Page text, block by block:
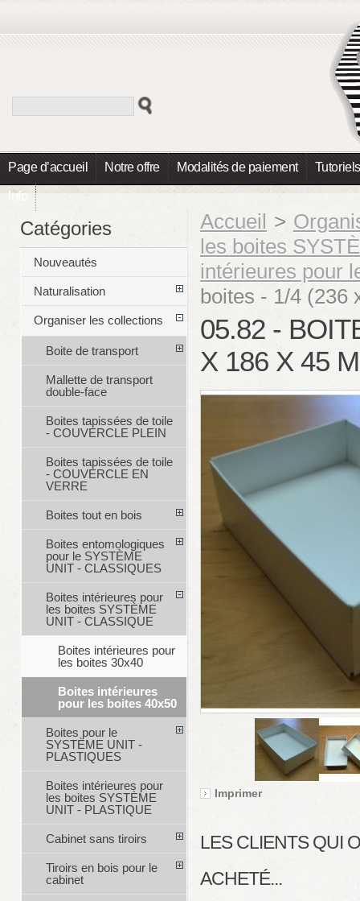
Page d’accueil Notre offre Modalités de paiement Tutoriels
Info
Accueil >
les boites
intérieures pour
boites - 1/4 (236
05.82 -
X 186 X 45
Imprimer
LES CLIENTS QUI
ACHETÉ...
Catégories
Nouveautés
Naturalisation
Organiser les collections
Boite de transport
Mallette de transport
double-face
Boites tapissées de toile
- COUVERCLE PLEIN
Boites tapissées de toile
- COUVERCLE EN
VERRE
Boites tout en bois
Boites entomologiques
pour le SYSTÈME
UNIT - CLASSIQUES
Boites intérieures pour
les boites SYSTÈME
UNIT - CLASSIQUE
Boites intérieures pour
les boites 30x40
Boites intérieures
pour les boites 40x50
Boites pour le
SYSTÈME UNIT -
PLASTIQUES
Boites intérieures pour
les boites SYSTÈME
UNIT - PLASTIQUE
Cabinet sans tiroirs
Tiroirs en bois pour le
cabinet